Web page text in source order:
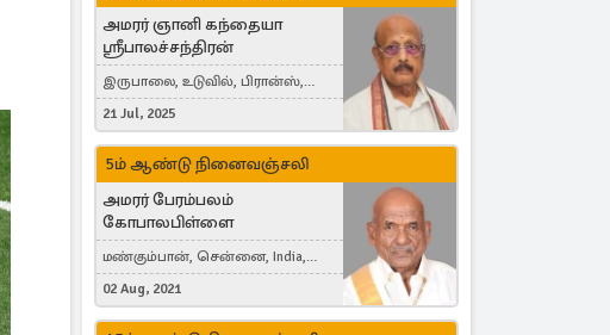
அமரர் ஞானி கந்தையா
ஸ்ரீபாலச்சந்திரன்
இருபாலை, உடுவில், பிரான்ஸ்,
France
21 Jul, 2025
5ம் ஆண்டு நினைவஞ்சலி
அமரர் பேரம்பலம்
கோபாலபிள்ளை
மண்கும்பான், சென்னை, India,
Cergy, France
02 Aug, 2021